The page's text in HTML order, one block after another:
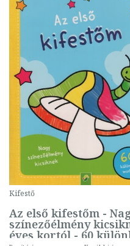
Kifestő
Az első kifestőm -
színezőélmény
éves kortól - 60